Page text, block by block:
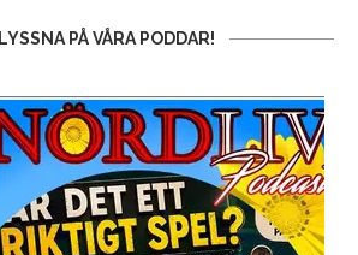
LYSSNA PÅ VÅRA PODDAR!